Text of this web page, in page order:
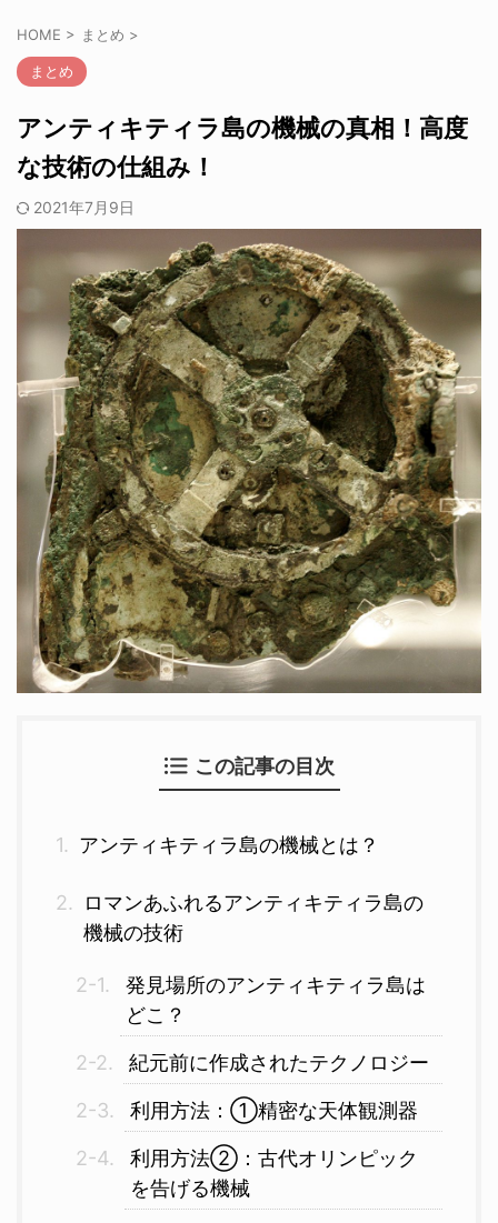
HOME > まとめ >
まとめ
アンティキティラ島の機械の真相！高度
な技術の仕組み！
2021年7月9日
この記事の目次
アンティキティラ島の機械とは？
ロマンあふれるアンティキティラ島の
機械の技術
発見場所のアンティキティラ島は
どこ？
紀元前に作成されたテクノロジー
利用方法：①精密な天体観測器
利用方法②：古代オリンピック
を告げる機械